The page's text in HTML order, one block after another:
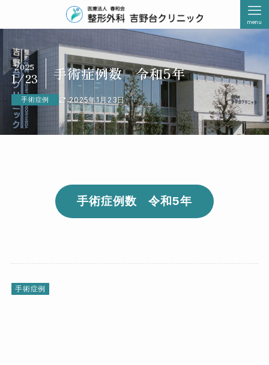
menu
手術症例数 令和5年
2025
1/23
手術症例 2025年1月23日
手術症例数 令和5年
手術症例